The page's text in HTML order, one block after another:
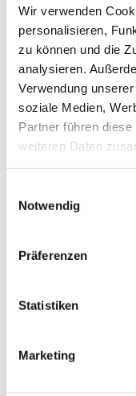
Wir verwenden
personalisieren,
zu können und die
analysieren.
Verwendung
soziale Medien,
Partner führen
weiteren Daten
Notwendig
Präferenzen
Statistiken
Marketing
Platz 1,
Pfarrer